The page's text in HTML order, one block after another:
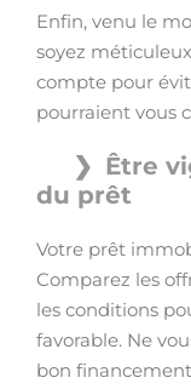
Enfin, venu le
soyez
compte pour
pourraient vous
Être
du prêt
Votre prêt
Comparez les
les conditions
favorable. Ne
bon